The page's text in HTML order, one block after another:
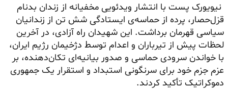
نیویورک پست با انتشار ویدئویی مخفیانه از زندان بدنام
قزل‌حصار، پرده از حماسه‌ی ایستادگی شش تن از زندانیان
سیاسی قهرمان برداشت. این شهیدان راه آزادی، در آخرین
لحظات پیش از تیرباران و اعدام توسط دژخیمان رژیم ایران،
با خواندن سرودی حماسی و صدور بیانیه‌ای تکان‌دهنده، بر
عزم جزم خود برای سرنگونی استبداد و استقرار یک جمهوری
دموکراتیک تأکید کردند.